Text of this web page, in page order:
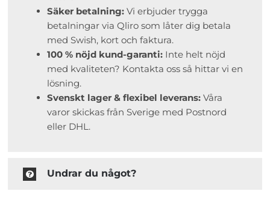
Säker betalning: Vi erbjuder trygga
betalningar via Qliro som låter dig betala
med Swish, kort och faktura.
100 % nöjd kund-garanti: Inte helt nöjd
med kvaliteten? Kontakta oss så hittar vi en
lösning.
Svenskt lager & flexibel leverans: Våra
varor skickas från Sverige med Postnord
eller DHL.
Undrar du något?